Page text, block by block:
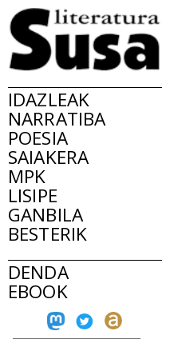
IDAZLEAK
NARRATIBA
POESIA
SAIAKERA
MPK
LISIPE
GANBILA
BESTERIK
DENDA
EBOOK